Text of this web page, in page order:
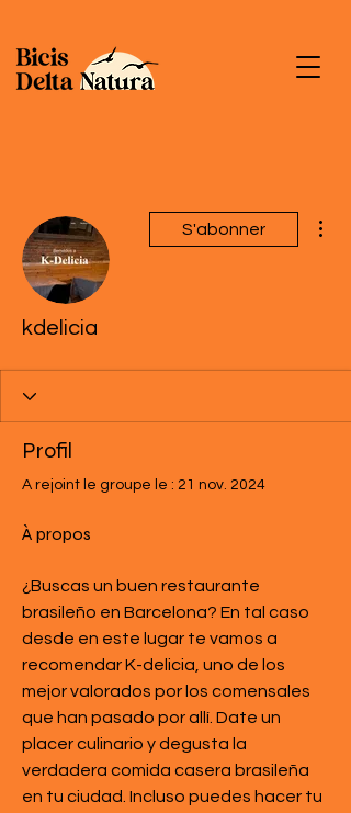
S'abonner
kdelicia
Profil
A rejoint le groupe le : 21 nov. 2024
À propos
¿Buscas un buen restaurante
brasileño en Barcelona? En tal caso
desde en este lugar te vamos a
recomendar K-delicia, uno de los
mejor valorados por los comensales
que han pasado por allí. Date un
placer culinario y degusta la
verdadera comida casera brasileña
en tu ciudad. Incluso puedes hacer tu